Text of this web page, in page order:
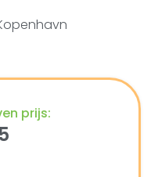
prijs: